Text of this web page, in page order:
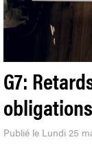
G7:
Publié le Lundi 25